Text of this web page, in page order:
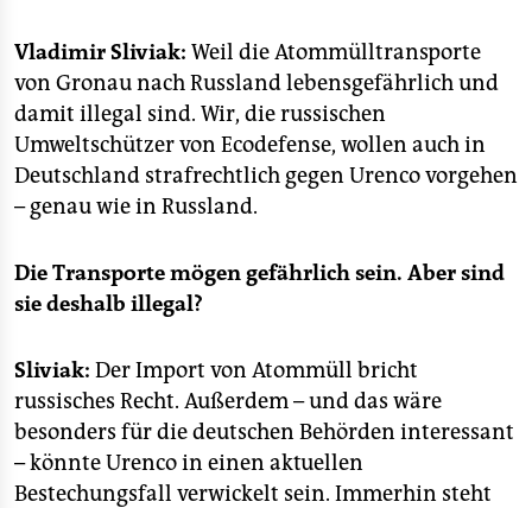
Vladimir Sliviak: Weil die Atommülltransporte
von Gronau nach Russland lebensgefährlich und
damit illegal sind. Wir, die russischen
Umweltschützer von Ecodefense, wollen auch in
Deutschland strafrechtlich gegen Urenco vorgehen
– genau wie in Russland.
Die Transporte mögen gefährlich sein. Aber sind
sie deshalb illegal?
Sliviak: Der Import von Atommüll bricht
russisches Recht. Außerdem – und das wäre
besonders für die deutschen Behörden interessant
– könnte Urenco in einen aktuellen
Bestechungsfall verwickelt sein. Immerhin steht